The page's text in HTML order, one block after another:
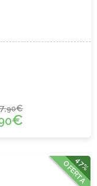
90€
€
47%
OFERTA